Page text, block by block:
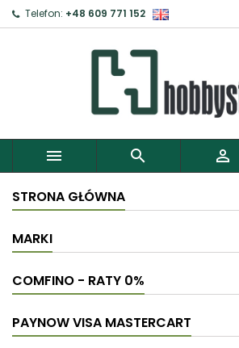
Telefon: +48 609 771 152
  
STRONA GŁÓWNA
MARKI
COMFINO - RATY 0%
PAYNOW VISA MASTERCART